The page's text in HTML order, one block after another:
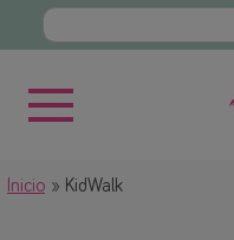
Inicio KidWalk